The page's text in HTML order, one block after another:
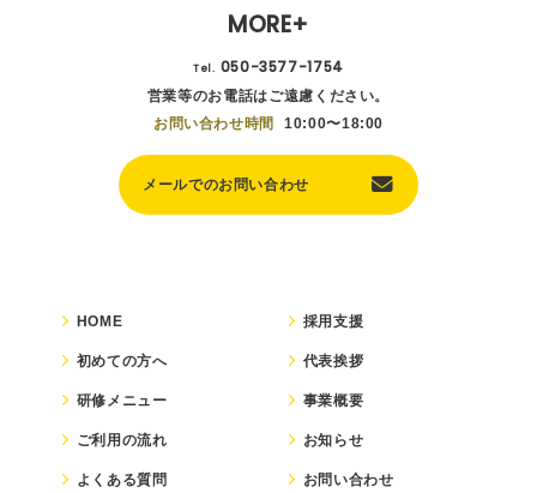
MORE+
Tel. 050-3577-1754
営業等のお電話はご遠慮ください。
お問い合わせ時間
10:00〜18:00
メールでのお問い合わせ
HOME
初めての方へ
研修メニュー
ご利用の流れ
よくある質問
採用支援
代表挨拶
事業概要
お知らせ
お問い合わせ